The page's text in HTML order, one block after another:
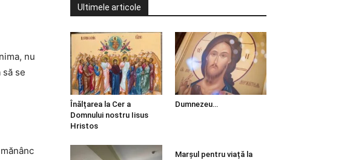
nu
se
Ultimele articole
Înălțarea la Cer a
Domnului nostru Iisus
Hristos
Dumnezeu…
Marșul pentru viață la